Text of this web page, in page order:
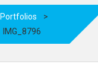
Portfolios
>
IMG_8796